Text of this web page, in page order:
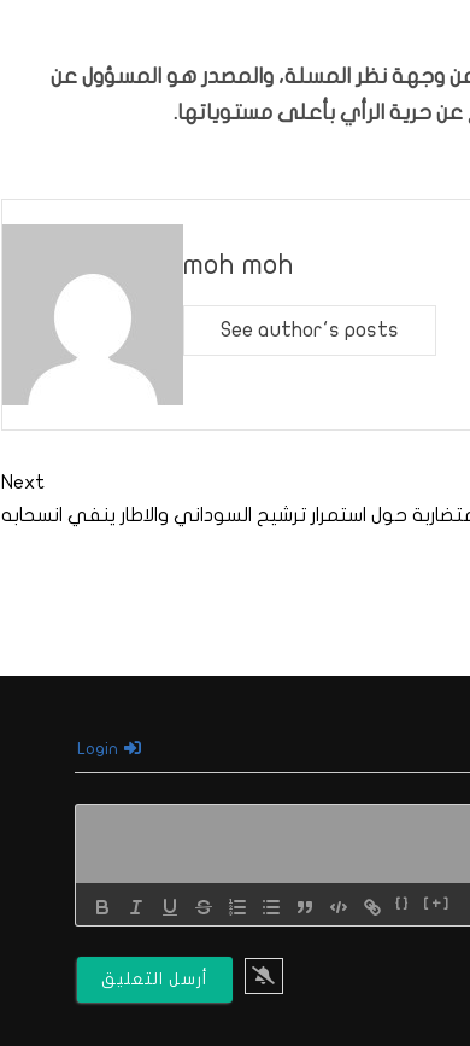
عن وجهة نظر المسلة، والمصدر هو المسؤول عن
حرية الرأي بأعلى مستوياتها.
moh moh
See author's posts
Next
متضاربة حول استمرار ترشيح السوداني والاطار ينفي انسحابه
{} [+]